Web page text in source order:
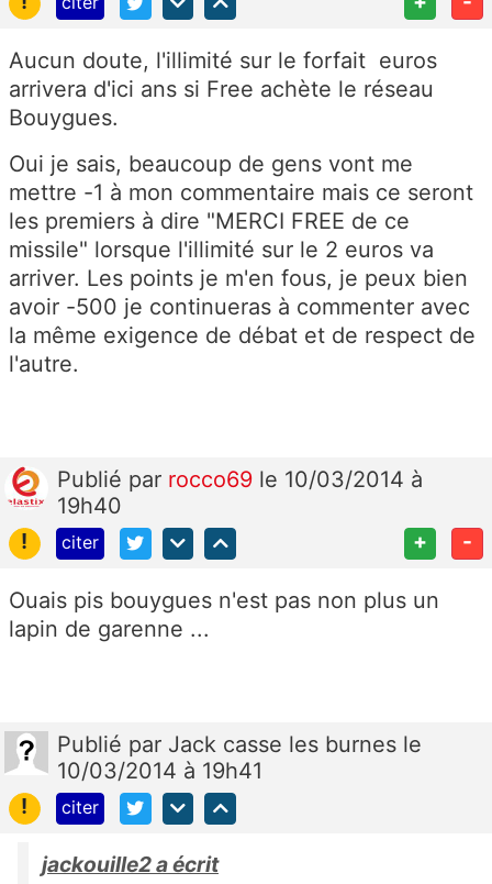
Aucun doute, l'illimité sur le forfait euros
arrivera d'ici ans si Free achète le réseau
Bouygues.
Oui je sais, beaucoup de gens vont me
mettre -1 à mon commentaire mais ce seront
les premiers à dire "MERCI FREE de ce
missile" lorsque l'illimité sur le 2 euros va
arriver. Les points je m'en fous, je peux bien
avoir -500 je continueras à commenter avec
la même exigence de débat et de respect de
l'autre.
Publié par rocco69 le 10/03/2014 à
19h40
!
citer + -
Ouais pis bouygues n'est pas non plus un
lapin de garenne ...
Publié par Jack casse les burnes le
10/03/2014 à 19h41
!
citer
jackouille2 a écrit